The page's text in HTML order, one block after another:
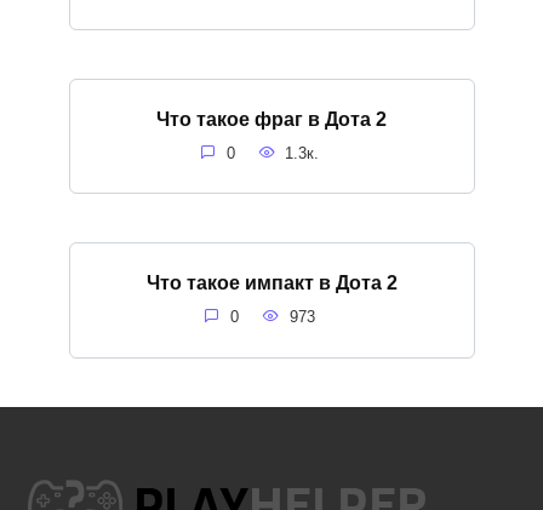
Что такое фраг в Дота 2
0 1.3к.
Что такое импакт в Дота 2
0 973